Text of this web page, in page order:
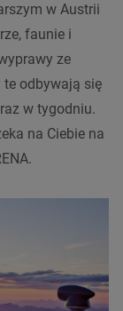
w Austrii
faunie i
ze
te odbywają się
w tygodniu.
na Ciebie na